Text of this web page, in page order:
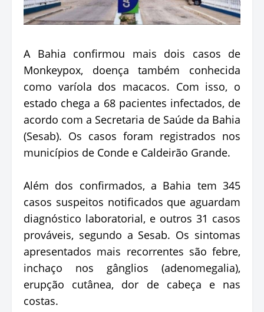
A Bahia confirmou mais dois casos de
Monkeypox, doença também conhecida
como varíola dos macacos. Com isso, o
estado chega a 68 pacientes infectados, de
acordo com a Secretaria de Saúde da Bahia
(Sesab). Os casos foram registrados nos
municípios de Conde e Caldeirão Grande.
Além dos confirmados, a Bahia tem 345
casos suspeitos notificados que aguardam
diagnóstico laboratorial, e outros 31 casos
prováveis, segundo a Sesab. Os sintomas
apresentados mais recorrentes são febre,
inchaço nos gânglios (adenomegalia),
erupção cutânea, dor de cabeça e nas
costas.